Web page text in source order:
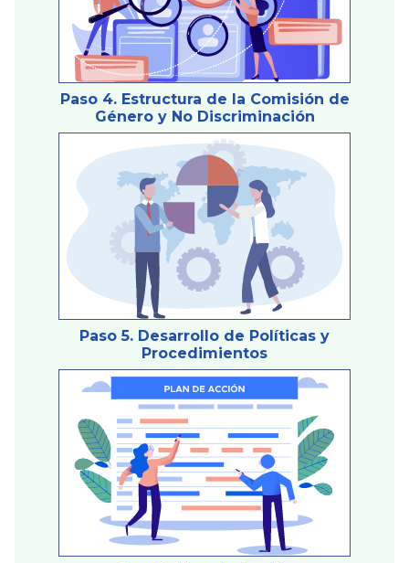
Paso 4. Estructura de la Comisión de
Género y No Discriminación
Paso 5. Desarrollo de Políticas y
Procedimientos